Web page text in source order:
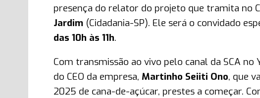
presença do relator do projeto que tramita no
Jardim(Cidadania-SP). Ele será o convidado
das 10h às 11h.
Com transmissão ao vivo pelo canal da SCA
do CEO da empresa, Martinho Seiiti Ono, que
2025 de cana-de-açúcar, prestes a começar.